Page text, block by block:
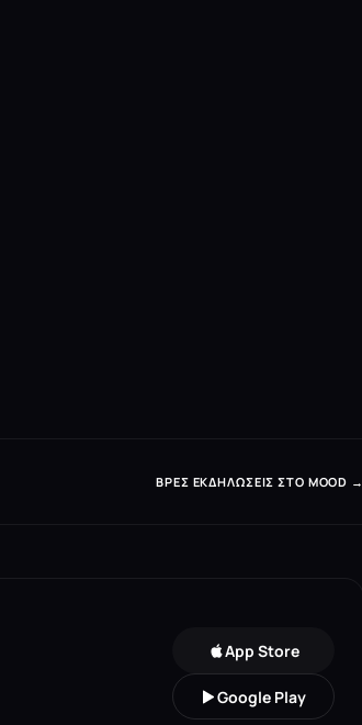
ΒΡΕΣ ΕΚΔΗΛΏΣΕΙΣ ΣΤΟ MOOD →
App Store
Google Play